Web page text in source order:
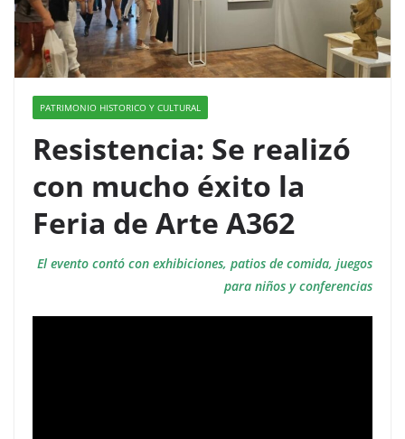
PATRIMONIO HISTORICO Y CULTURAL
Resistencia: Se realizó
con mucho éxito la
Feria de Arte A362
El evento contó con exhibiciones, patios de comida, juegos
para niños y conferencias